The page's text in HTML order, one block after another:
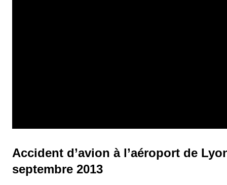
Accident d’avion à l’aéroport de
septembre 2013